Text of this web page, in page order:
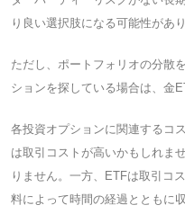
り良い選択肢になる可能性があり
ただし、ポートフォリオの分散
ションを探している場合は、金
各投資オプションに関連するコ
は取引コストが高いかもしれま
りません。一方、ETFは取引コ
料によって時間の経過とともに